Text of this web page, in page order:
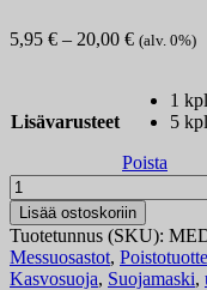
5,95 € – 20,00 €
20,00 €
(alv. 0%)
Lisävarusteet
1 kpl
5 kpl
Poista
Rockbros
SPORT
aktiivihiilisuodatin
määrä
Lisää ostoskoriin
Tuotetunnus (SKU):
Messuosastot,
Kasvosuoja, Suojamaski,